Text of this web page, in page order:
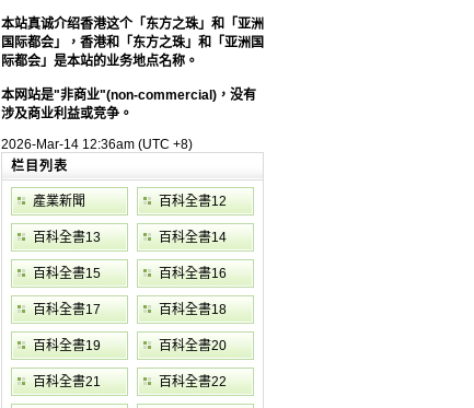
本站真诚介绍香港这个「东方之珠」和「亚洲
国际都会」，香港和「东方之珠」和「亚洲国
际都会」是本站的业务地点名称。
本网站是"非商业"(non-commercial)，没有
涉及商业利益或竞争。
2026-Mar-14 12:36am (UTC +8)
栏目列表
產業新聞 百科全書12
百科全書13 百科全書14
百科全書15 百科全書16
百科全書17 百科全書18
百科全書19 百科全書20
百科全書21 百科全書22